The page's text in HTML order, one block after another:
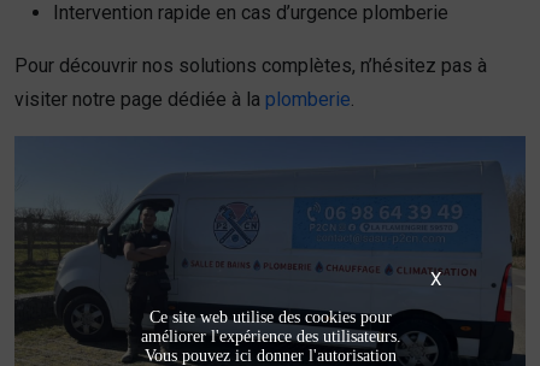
Intervention rapide en cas d’urgence plomberie
Pour découvrir nos solutions complètes, n’hésitez pas à
visiter notre page dédiée à la plomberie.
X
Ce site web utilise des cookies pour
améliorer l'expérience des utilisateurs.
Vous pouvez ici donner l'autorisation